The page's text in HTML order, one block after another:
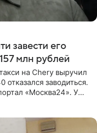
завести его
млн рублей
на Chery выручил
заводиться.
«Москва24». У